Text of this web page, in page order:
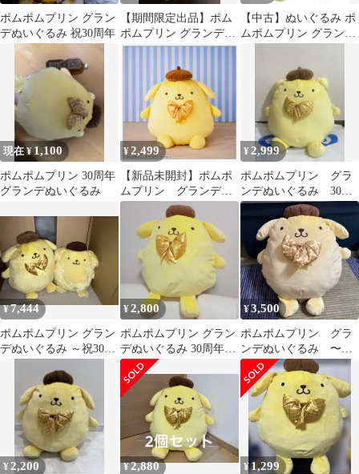
ポムポムプリン グラン
デぬいぐるみ 祝30周年
【期間限定出品】ポム
ポムプリン グランデぬ
いぐるみ〜祝 30周年〜
【中古】ぬいぐるみ ポ
ムポムプリン グランデ
ターズ」
現在 ¥ 1,100
ポムポムプリン 30周年
グランデぬいぐるみ
¥2,499
【新品未開封】ポムポ
ムプリン グランデ
ぬいぐるみ 祝30周年
¥ 2,999
ポムポムプリン グラ
ンデぬいぐるみ 30周
年
¥7,444
ポムポムプリン グラン
デぬいぐるみ ～祝30周
セット✨
¥2,800
ポムポムプリン グラン
デぬいぐるみ 30周年記
念
¥3,500
ポムポムプリン グラ
ンデぬいぐるみ 〜祝
30周年〜
¥2,200 ¥2,880 ¥1,299